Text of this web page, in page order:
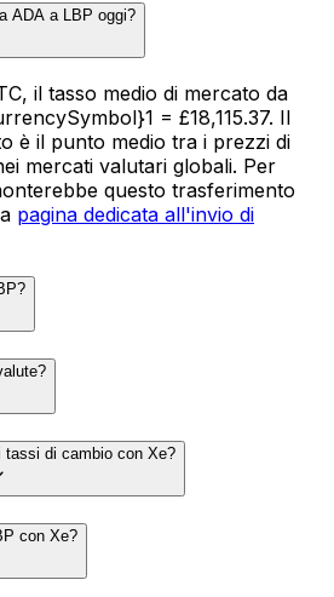
ADA a LBP oggi?
il tasso medio di mercato da
= £18,115.37. Il
è il punto medio tra i prezzi di
mercati valutari globali. Per
questo trasferimento
pagina dedicata all'invio di
di cambio con Xe?
con Xe?